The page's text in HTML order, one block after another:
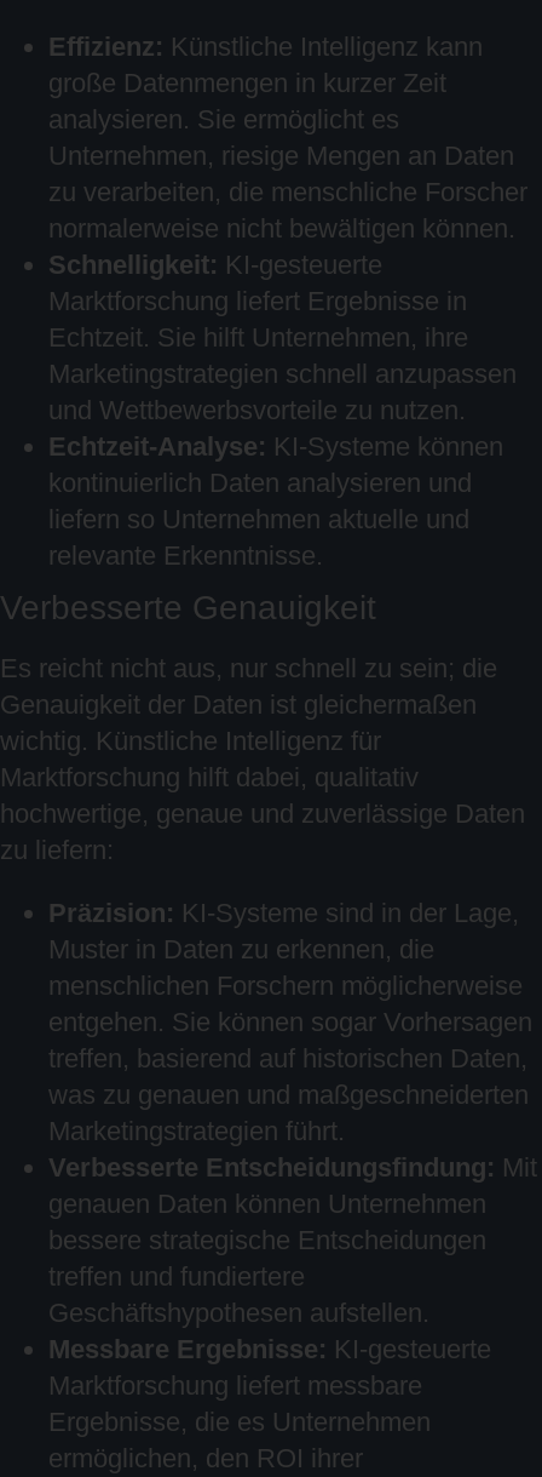
Effizienz: Künstliche Intelligenz kann
große Datenmengen in kurzer Zeit
analysieren. Sie ermöglicht es
Unternehmen, riesige Mengen an Daten
zu verarbeiten, die menschliche Forscher
normalerweise nicht bewältigen können.
Schnelligkeit: KI-gesteuerte
Marktforschung liefert Ergebnisse in
Echtzeit. Sie hilft Unternehmen, ihre
Marketingstrategien schnell anzupassen
und Wettbewerbsvorteile zu nutzen.
Echtzeit-Analyse: KI-Systeme können
kontinuierlich Daten analysieren und
liefern so Unternehmen aktuelle und
relevante Erkenntnisse.
Verbesserte Genauigkeit
Es reicht nicht aus, nur schnell zu sein; die
Genauigkeit der Daten ist gleichermaßen
wichtig. Künstliche Intelligenz für
Marktforschung hilft dabei, qualitativ
hochwertige, genaue und zuverlässige Daten
zu liefern:
Präzision: KI-Systeme sind in der Lage,
Muster in Daten zu erkennen, die
menschlichen Forschern möglicherweise
entgehen. Sie können sogar Vorhersagen
treffen, basierend auf historischen Daten,
was zu genauen und maßgeschneiderten
Marketingstrategien führt.
Verbesserte Entscheidungsfindung: Mit
genauen Daten können Unternehmen
bessere strategische Entscheidungen
treffen und fundiertere
Geschäftshypothesen aufstellen.
Messbare Ergebnisse: KI-gesteuerte
Marktforschung liefert messbare
Ergebnisse, die es Unternehmen
ermöglichen, den ROI ihrer